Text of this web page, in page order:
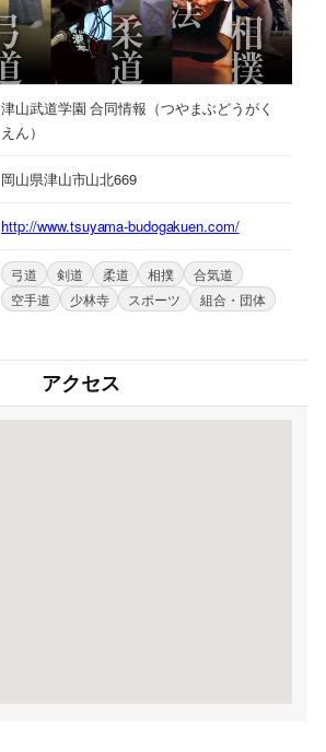
津山武道学園 合同情報（つやまぶどうがく
えん）
岡山県津山市山北669
http://www.tsuyama-budogakuen.com/
弓道 剣道 柔道 相撲
合気道
空手道
少林寺 スポーツ 組合・団体
アクセス